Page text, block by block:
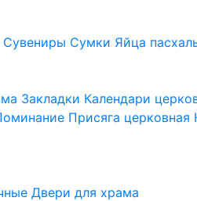
Сувениры Сумки Яйца
Закладки Календари
Присяга церковная
Двери для храма